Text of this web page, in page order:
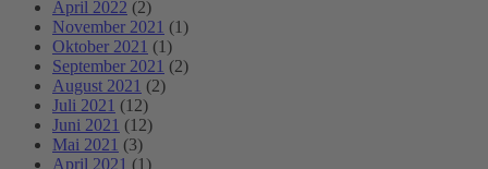
April 2022 (2)
November 2021 (1)
Oktober 2021 (1)
September 2021 (2)
August 2021 (2)
Juli 2021 (12)
Juni 2021 (12)
Mai 2021 (3)
April 2021 (1)